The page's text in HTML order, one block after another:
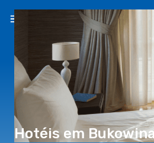
Hotéis em